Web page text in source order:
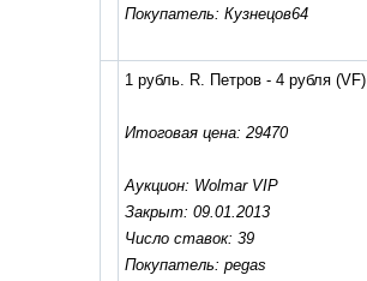
Покупатель: Кузнецов64
1 рубль. R. Петров - 4 рубля(VF)
Итоговая цена: 29470
Аукцион: Wolmar VIP
Закрыт: 09.01.2013
Число ставок: 39
Покупатель: pegas